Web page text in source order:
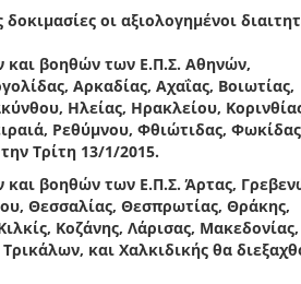
οι αξιολογημένοι
και βοηθών των Ε.Π.Σ. Αθηνών,
Αρκαδίας, Αχαΐας, Βοιωτίας,
Ηλείας, Ηρακλείου,
Ρεθύμνου, Φθιώτιδας,
Τρίτη 13/1/2015.
και βοηθών των Ε.Π.Σ. Άρτας,
Θεσσαλίας, Θεσπρωτίας, Θράκης,
Κοζάνης, Λάρισας, Μακεδονίας,
και Χαλκιδικής θα